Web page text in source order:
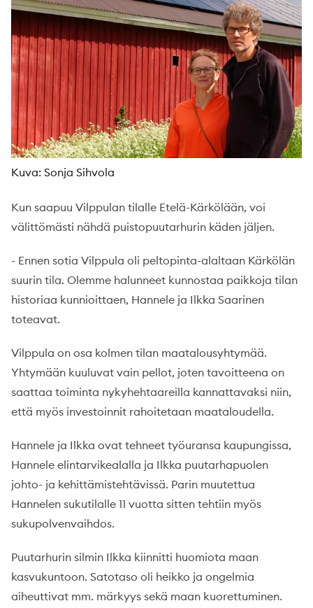
Kuva: Sonja Sihvola
Kun saapuu Vilppulan tilalle Etelä-Kärkölään, voi
välittömästi nähdä puistopuutarhurin käden jäljen.
- Ennen sotia Vilppula oli peltopinta-alaltaan Kärkölän
suurin tila. Olemme halunneet kunnostaa paikkoja tilan
historiaa kunnioittaen, Hannele ja Ilkka Saarinen
toteavat.
Vilppula on osa kolmen tilan maatalousyhtymää.
Yhtymään kuuluvat vain pellot, joten tavoitteena on
saattaa toiminta nykyhehtaareilla kannattavaksi niin,
että myös investoinnit rahoitetaan maataloudella.
Hannele ja Ilkka ovat tehneet työuransa kaupungissa,
Hannele elintarvikealalla ja Ilkka puutarhapuolen
johto- ja kehittämistehtävissä. Parin muutettua
Hannelen sukutilalle 11 vuotta sitten tehtiin myös
sukupolvenvaihdos.
Puutarhurin silmin Ilkka kiinnitti huomiota maan
kasvukuntoon. Satotaso oli heikko ja ongelmia
aiheuttivat mm. märkyys sekä maan kuorettuminen.